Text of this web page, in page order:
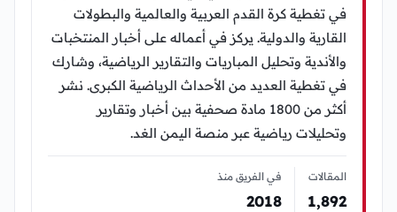
في تغطية كرة القدم العربية والعالمية والبطولات
القارية والدولية. يركز في أعماله على أخبار المنتخبات
والأندية وتحليل المباريات والتقارير الرياضية، وشارك
في تغطية العديد من الأحداث الرياضية الكبرى. نشر
أكثر من 1800 مادة صحفية بين أخبار وتقارير
وتحليلات رياضية عبر منصة اليمن الغد.
المقالات
1٬892
في الفريق منذ
2018